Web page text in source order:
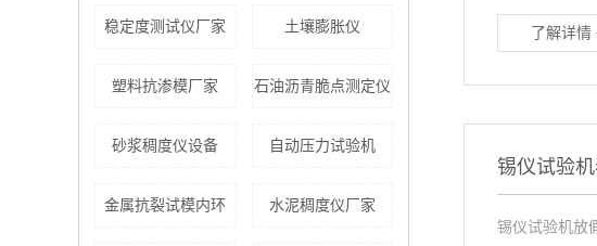
稳定度测试仪厂家 土壤膨胀仪
塑料抗渗模厂家 石油沥青脆点测定仪
砂浆稠度仪设备 自动压力试验机
金属抗裂试模内环 水泥稠度仪厂家
了解详情
锡仪试验
锡仪试验机放